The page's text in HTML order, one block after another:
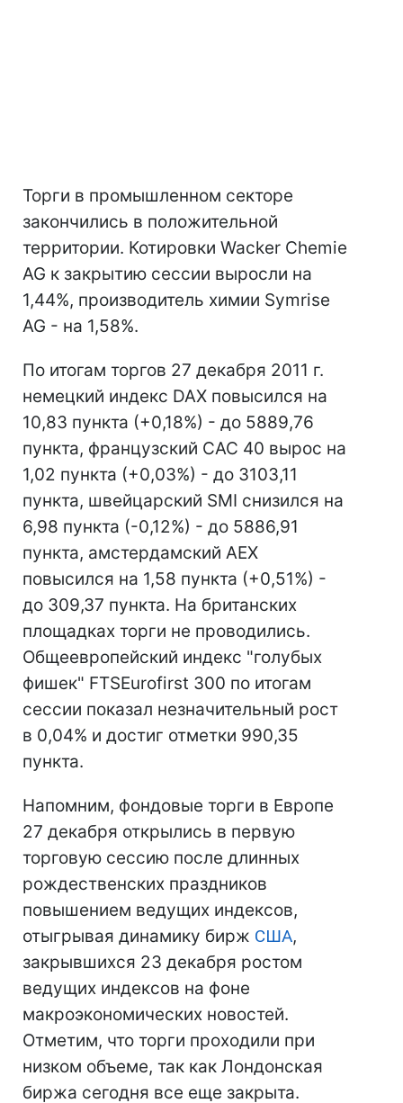
Торги в промышленном секторе
закончились в положительной
территории. Котировки Wacker Chemie
AG к закрытию сессии выросли на
1,44%, производитель химии Symrise
AG - на 1,58%.
По итогам торгов 27 декабря 2011 г.
немецкий индекс DAX повысился на
10,83 пункта (+0,18%) - до 5889,76
пункта, французский CAC 40 вырос на
1,02 пункта (+0,03%) - до 3103,11
пункта, швейцарский SMI снизился на
6,98 пункта (-0,12%) - до 5886,91
пункта, амстердамский AEX
повысился на 1,58 пункта (+0,51%) -
до 309,37 пункта. На британских
площадках торги не проводились.
Общеевропейский индекс "голубых
фишек" FTSEurofirst 300 по итогам
сессии показал незначительный рост
в 0,04% и достиг отметки 990,35
пункта.
Напомним, фондовые торги в Европе
27 декабря открылись в первую
торговую сессию после длинных
рождественских праздников
повышением ведущих индексов,
отыгрывая динамику бирж США,
закрывшихся 23 декабря ростом
ведущих индексов на фоне
макроэкономических новостей.
Отметим, что торги проходили при
низком объеме, так как Лондонская
биржа сегодня все еще закрыта.